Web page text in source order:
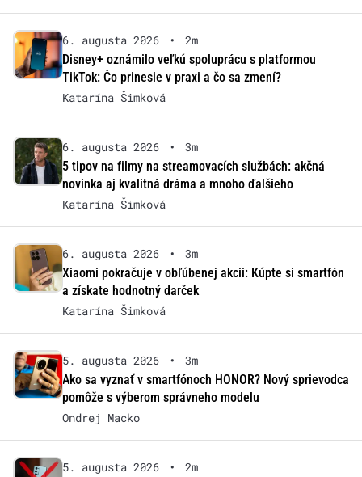
6. augusta 2026 •
2m
Disney+ oznámilo veľkú spoluprácu s platformou
TikTok: Čo prinesie v praxi a čo sa zmení?
Katarína Šimková
6. augusta 2026 •
3m
5 tipov na filmy na streamovacích službách: akčná
novinka aj kvalitná dráma a mnoho ďalšieho
Katarína Šimková
6. augusta 2026 •
3m
Xiaomi pokračuje v obľúbenej akcii: Kúpte si smartfón
a získate hodnotný darček
Katarína Šimková
5. augusta 2026 •
3m
Ako sa vyznať v smartfónoch HONOR? Nový sprievodca
pomôže s výberom správneho modelu
Ondrej Macko
5. augusta 2026 •
2m